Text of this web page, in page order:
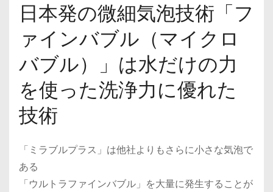
日本発の微細気泡技術「フ
ァインバブル（マイクロ
バブル）」は水だけの力
を使った洗浄力に優れた
技術
「ミラブルプラス」は他社よりもさらに小さな気泡で
ある
「ウルトラファインバブル」を大量に発生することが